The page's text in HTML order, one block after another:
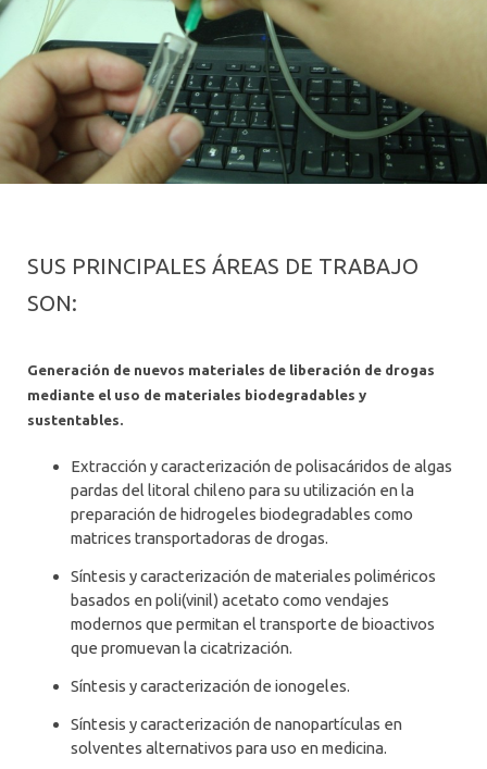
SUS PRINCIPALES ÁREAS DE TRABAJO
SON:
Generación de nuevos materiales de liberación de drogas
mediante el uso de materiales biodegradables y
sustentables.
Extracción y caracterización de polisacáridos de algas
pardas del litoral chileno para su utilización en la
preparación de hidrogeles biodegradables como
matrices transportadoras de drogas.
Síntesis y caracterización de materiales poliméricos
basados en poli(vinil) acetato como vendajes
modernos que permitan el transporte de bioactivos
que promuevan la cicatrización.
Síntesis y caracterización de ionogeles.
Síntesis y caracterización de nanopartículas en
solventes alternativos para uso en medicina.